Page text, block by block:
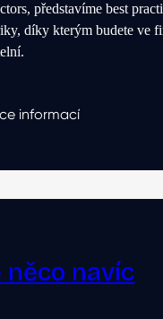
představímebest
díky kterým budete ve
informací
něco navíc